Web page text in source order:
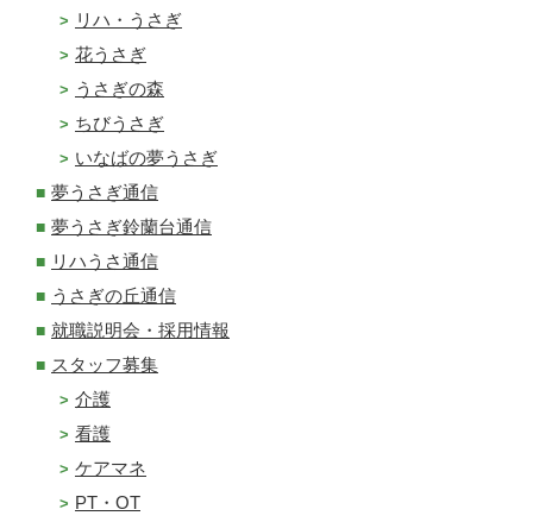
リハ・うさぎ
花うさぎ
うさぎの森
ちびうさぎ
いなばの夢うさぎ
夢うさぎ通信
夢うさぎ鈴蘭台通信
リハうさ通信
うさぎの丘通信
就職説明会・採用情報
スタッフ募集
介護
看護
ケアマネ
PT・OT